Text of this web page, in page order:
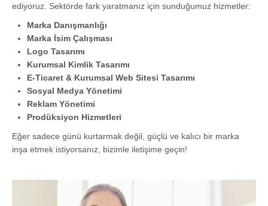
ediyoruz. Sektörde fark yaratmanız için sunduğumuz hizmetler:
Marka Danışmanlığı
Marka İsim Çalışması
Logo Tasarımı
Kurumsal Kimlik Tasarımı
E-Ticaret & Kurumsal Web Sitesi Tasarımı
Sosyal Medya Yönetimi
Reklam Yönetimi
Prodüksiyon Hizmetleri
Eğer sadece günü kurtarmak değil, güçlü ve kalıcı bir marka
inşa etmek istiyorsanız, bizimle iletişime geçin!